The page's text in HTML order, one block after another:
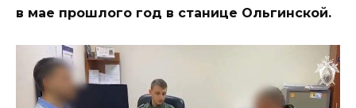
в мае прошлого год в станице Ольгинской.